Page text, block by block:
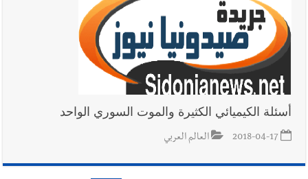
أسئلة الكيميائي الكثيرة والموت السوري الواحد
2018-04-17 العالم العربي